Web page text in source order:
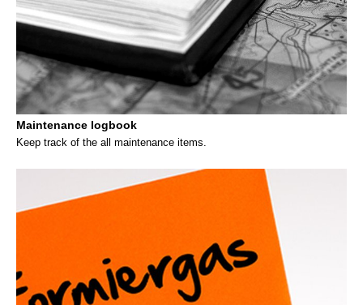
Maintenance logbook
Keep track of the all maintenance items.